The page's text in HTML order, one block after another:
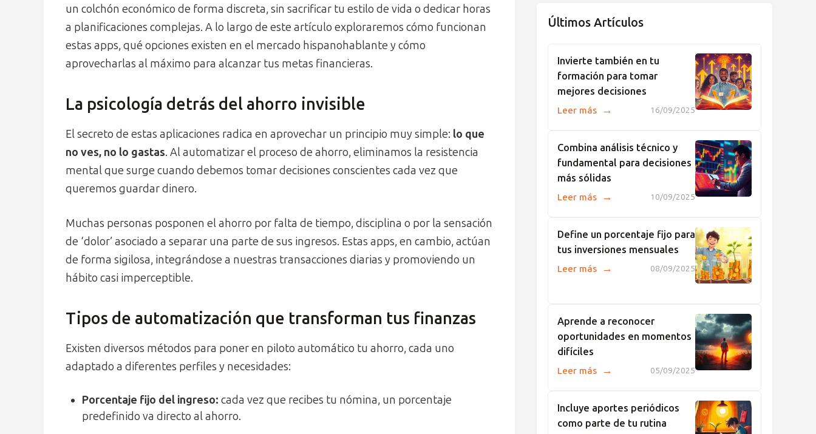
un colchón económico de forma discreta, sin sacrificar tu estilo de vida o dedicar horas
a planificaciones complejas. A lo largo de este artículo exploraremos cómo funcionan
estas apps, qué opciones existen en el mercado hispanohablante y cómo
aprovecharlas al máximo para alcanzar tus metas financieras.
La psicología detrás del ahorro invisible
El secreto de estas aplicaciones radica en aprovechar un principio muy simple: lo que
no ves, no lo gastas. Al automatizar el proceso de ahorro, eliminamos la resistencia
mental que surge cuando debemos tomar decisiones conscientes cada vez que
queremos guardar dinero.
Muchas personas posponen el ahorro por falta de tiempo, disciplina o por la sensación
de ‘dolor’ asociado a separar una parte de sus ingresos. Estas apps, en cambio, actúan
de forma sigilosa, integrándose a nuestras transacciones diarias y promoviendo un
hábito casi imperceptible.
Tipos de automatización que transforman tus finanzas
Existen diversos métodos para poner en piloto automático tu ahorro, cada uno
adaptado a diferentes perfiles y necesidades:
Porcentaje fijo del ingreso: cada vez que recibes tu nómina, un porcentaje
predefinido va directo al ahorro.
Últimos Artículos
Invierte también en tu
formación para tomar
mejores decisiones
16/09/2025
Leer más →
Combina análisis técnico y
fundamental para decisiones
más sólidas
10/09/2025
Leer más →
Define un porcentaje fijo para
tus inversiones mensuales
08/09/2025
Leer más →
Aprende a reconocer
oportunidades en momentos
difíciles
05/09/2025
Leer más →
Incluye aportes periódicos
como parte de tu rutina